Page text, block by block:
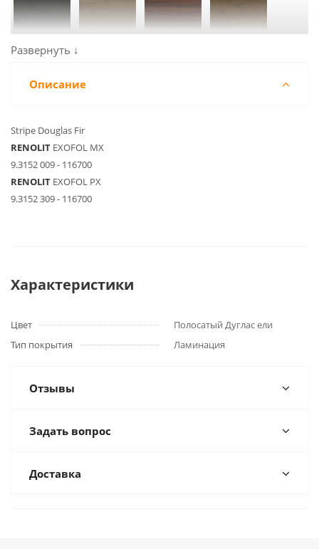
Описание
Stripe Douglas Fir
RENOLIT EXOFOL MX
9.3152 009 - 116700
RENOLIT EXOFOL PX
9.3152 309 - 116700
Характеристики
Цвет
Полосатый Дуглас ели
Тип покрытия
Ламинация
Отзывы
Задать вопрос
Доставка